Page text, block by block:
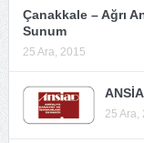
Çanakkale – Ağrı
Sunum
25 Ara, 2015
25 Ara,